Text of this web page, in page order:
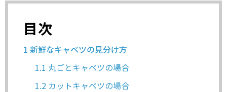
目次
1 新鮮なキャベツの見分け方
1.1 丸ごとキャベツの場合
1.2 カットキャベツの場合